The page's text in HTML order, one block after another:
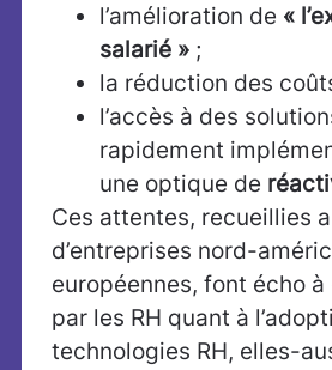
l’amélioration de «
salarié » ;
la réduction des
l’accès à des
rapidement
une optique de
Ces attentes, recueillies
d’entreprises nord-
européennes, font écho
par les RH quant à
technologies RH, elles-